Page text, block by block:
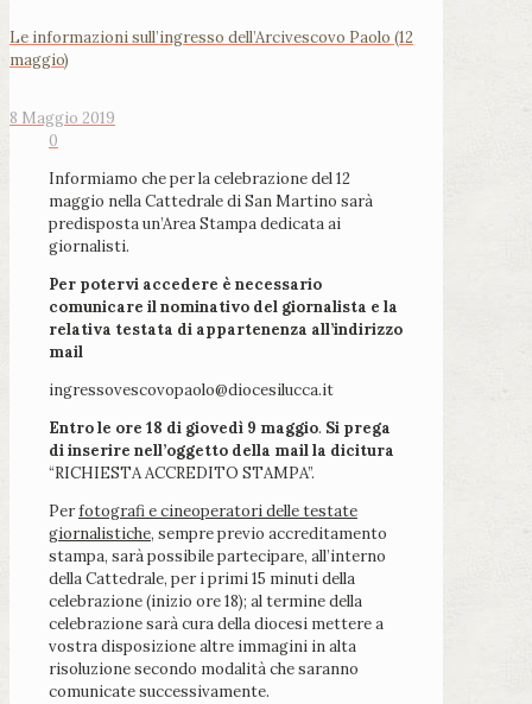
Le informazioni sull’ingresso dell’Arcivescovo Paolo (12
maggio)
8 Maggio 2019
0
Informiamo che per la celebrazione del 12
maggio nella Cattedrale di San Martino sarà
predisposta un’Area Stampa dedicata ai
giornalisti.
Per potervi accedere è necessario
comunicare il nominativo del giornalista e la
relativa testata di appartenenza all’indirizzo
mail
ingressovescovopaolo@diocesilucca.it
Entro le ore 18 di giovedì 9 maggio. Si prega
di inserire nell’oggetto della mail la dicitura
“RICHIESTA ACCREDITO STAMPA”.
Perfotografi e cineoperatori delle testate
giornalistiche, sempre previo accreditamento
stampa, sarà possibile partecipare, all’interno
della Cattedrale, per i primi 15 minuti della
celebrazione (inizio ore 18); al termine della
celebrazione sarà cura della diocesi mettere a
vostra disposizione altre immagini in alta
risoluzione secondo modalità che saranno
comunicate successivamente.